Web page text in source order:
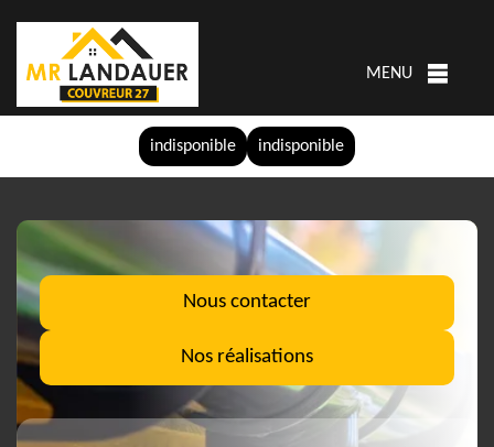
indisponible indisponible
MENU
Nous contacter
Nos réalisations